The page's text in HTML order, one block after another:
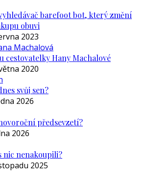
barefoot bot, který změní
obuvi
2023
cestovatelky Hany Machalové
2020
svůj sen?
2026
předsevzetí?
2026
nic nenakoupili?
2025